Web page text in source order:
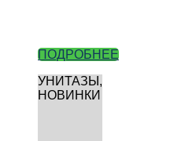
ПОДРОБНЕЕ
УНИТАЗЫ,
НОВИНКИ